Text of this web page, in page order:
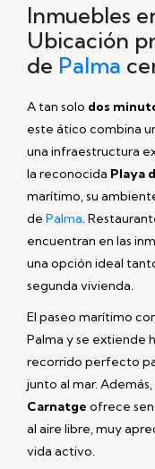
Inmuebles
Ubicación
de Palma
A tan solo dos
este ático combina
una infraestructura
la reconocida Playa
marítimo, su
de Palma.
encuentran en las
una opción ideal
segunda vivienda.
El paseo marítimo
Palma y se extiende
recorrido perfecto
junto al mar.
Carnatge ofrece
al aire libre, muy
vida activo.